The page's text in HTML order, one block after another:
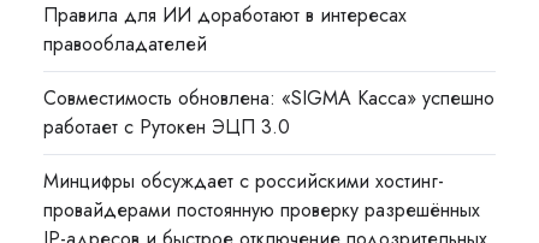
Правила для ИИ доработают в интересах
правообладателей
Совместимость обновлена: «SIGMA Касса» успешно
работает с Рутокен ЭЦП 3.0
Минцифры обсуждает с российскими хостинг-
провайдерами постоянную проверку разрешённых